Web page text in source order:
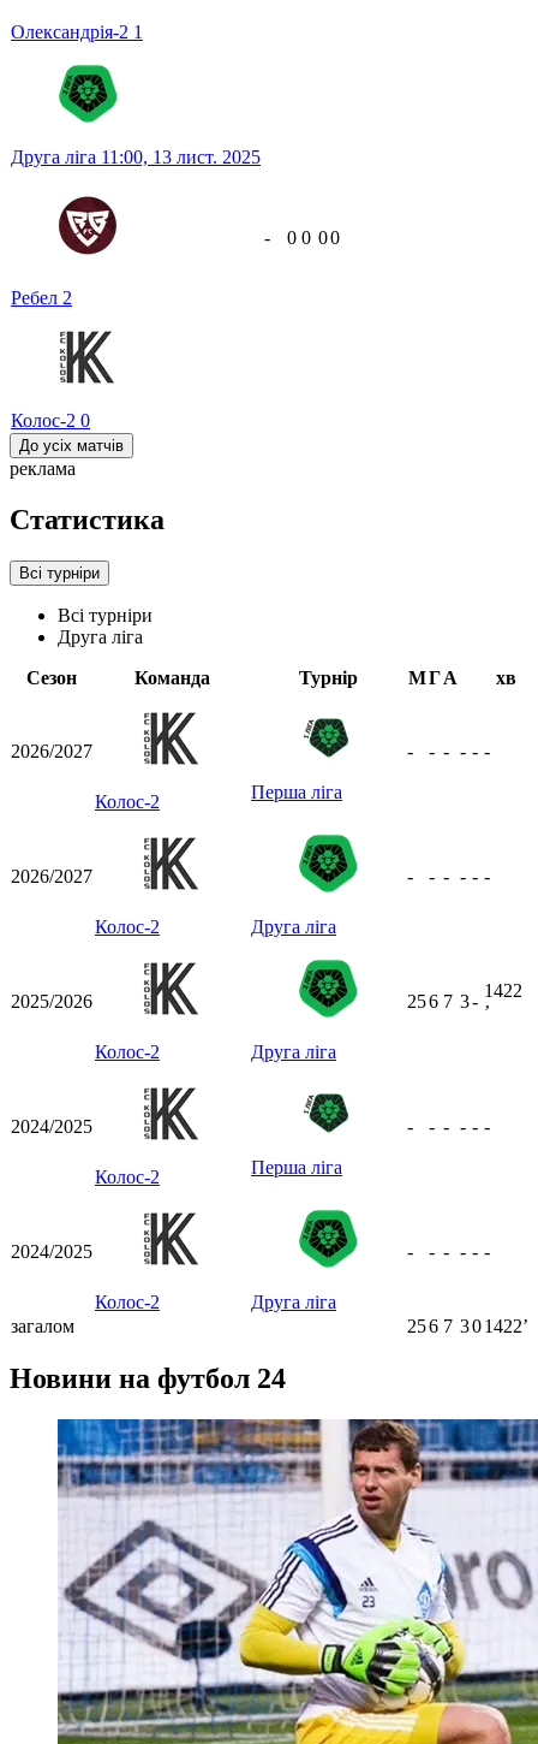
Олександрія-2 1
Друга ліга 11:00, 13 лист. 2025
Ребел 2
Колос-2 0
- 0 0 00
До усіх матчів
реклама
Статистика
Всі турніри
Всі турніри
Друга ліга
Сезон
Команда Турнір МГА хв
2026/2027
Колос-2 Перша ліга
- - - - - -
2026/2027
Колос-2 Друга ліга
- - - - - -
2025/2026
Колос-2 Друга ліга
256 7 3-
1422
ʼ
2024/2025
Колос-2 Перша ліга
- - - - - -
2024/2025
Колос-2 Друга ліга
- - - - - -
загалом 256 7 301422ʼ
Новини на футбол 24